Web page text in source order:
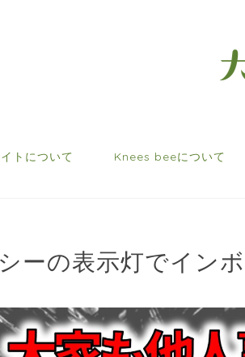
トについて Knees beeについて
ーの表示灯でイン